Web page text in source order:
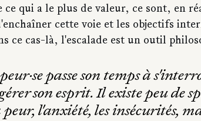
ce qui a le plus de valeur, ce sont, en
cette voie et les objectifs
ce cas-là, l'escalade est un outil
passe son temps à
son esprit. Il existe peu de
l'anxiété, les insécurités,